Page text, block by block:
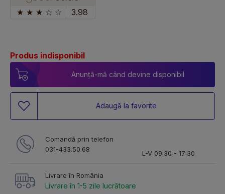
★ ★ ★ ☆ ☆ 3.98
Produs indisponibil
Anunță-mă când devine disponibil
Adaugă la favorite
Comandă prin telefon
031-433.50.68
L-V 09:30 - 17:30
Livrare în România
Livrare în 1-5 zile lucrătoare